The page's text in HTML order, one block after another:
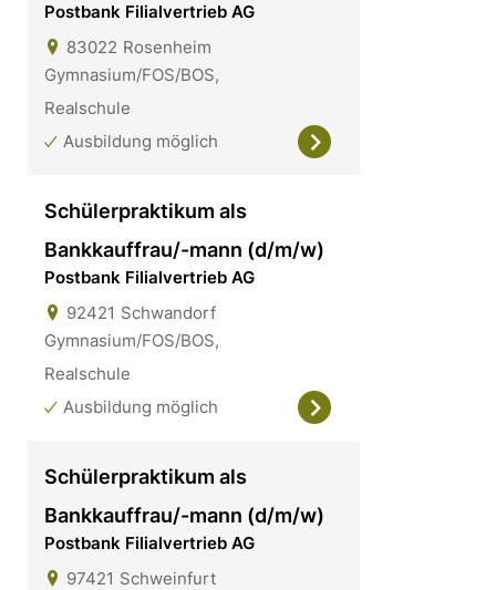
Postbank Filialvertrieb AG
83022 Rosenheim
Gymnasium/FOS/BOS,
Realschule
Ausbildung möglich
Schülerpraktikum als
Bankkauffrau/-mann (d/m/w)
Postbank Filialvertrieb AG
92421 Schwandorf
Gymnasium/FOS/BOS,
Realschule
Ausbildung möglich
Schülerpraktikum als
Bankkauffrau/-mann (d/m/w)
Postbank Filialvertrieb AG
97421 Schweinfurt